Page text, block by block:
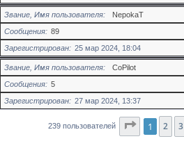
Звание, Имя пользователя
NepokaT
Сообщения
89
Зарегистрирован
25 мар 2024, 18:04
Звание, Имя пользователя
CoPilot
Сообщения
5
Зарегистрирован
27 мар 2024, 13:37
239 пользователей Страница1
1 2 3